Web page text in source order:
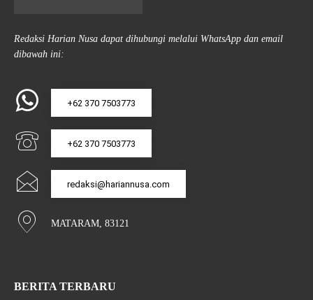
Redaksi Harian Nusa dapat dihubungi melalui WhatsApp dan email
dibawah ini:
+62 370 7503773
+62 370 7503773
redaksi@hariannusa.com
MATARAM, 83121
BERITA TERBARU